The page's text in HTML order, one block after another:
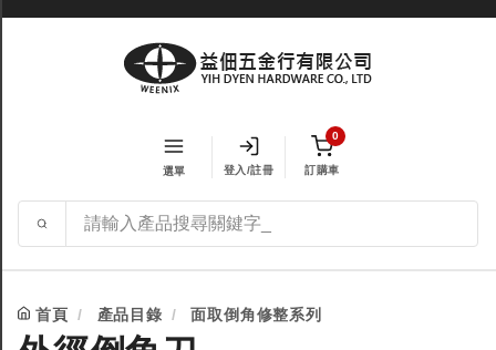
選單 登入/註冊
0
訂購車
首頁 產品目錄 面取倒角修整系列